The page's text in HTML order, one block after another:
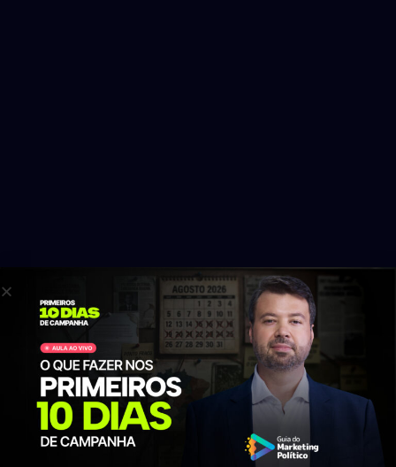
Escolha a sua
loja de
aplicativos
Baixe na Play Store